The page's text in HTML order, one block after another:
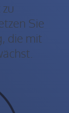
Sie
die mit